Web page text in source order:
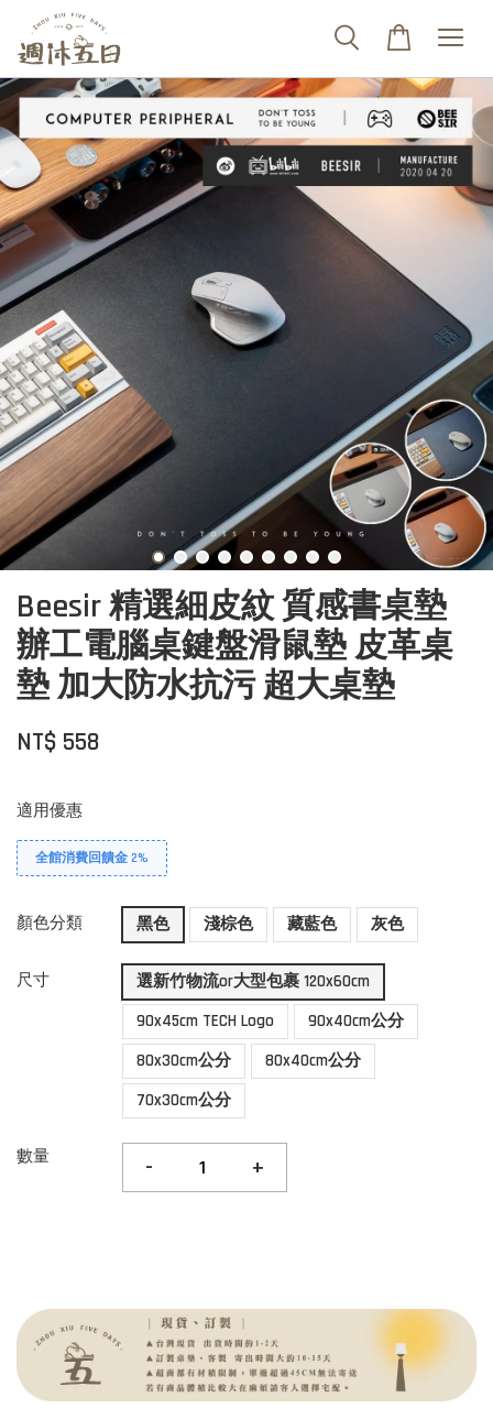
Beesir 精選細皮紋 質感書桌墊
辦工電腦桌鍵盤滑鼠墊 皮革桌
墊 加大防水抗污 超大桌墊
NT$ 558
適用優惠
全館消費回饋金 2%
顏色分類 黑色 淺棕色 藏藍色 灰色
尺寸
選新竹物流or大型包裹 120x60cm
90x45cm TECH Logo
90x40cm公分
80x30cm公分
80x40cm公分
70x30cm公分
數量 - +